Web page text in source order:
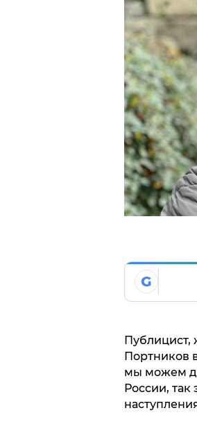
G
Публицист,
Портников
мы можем
России,